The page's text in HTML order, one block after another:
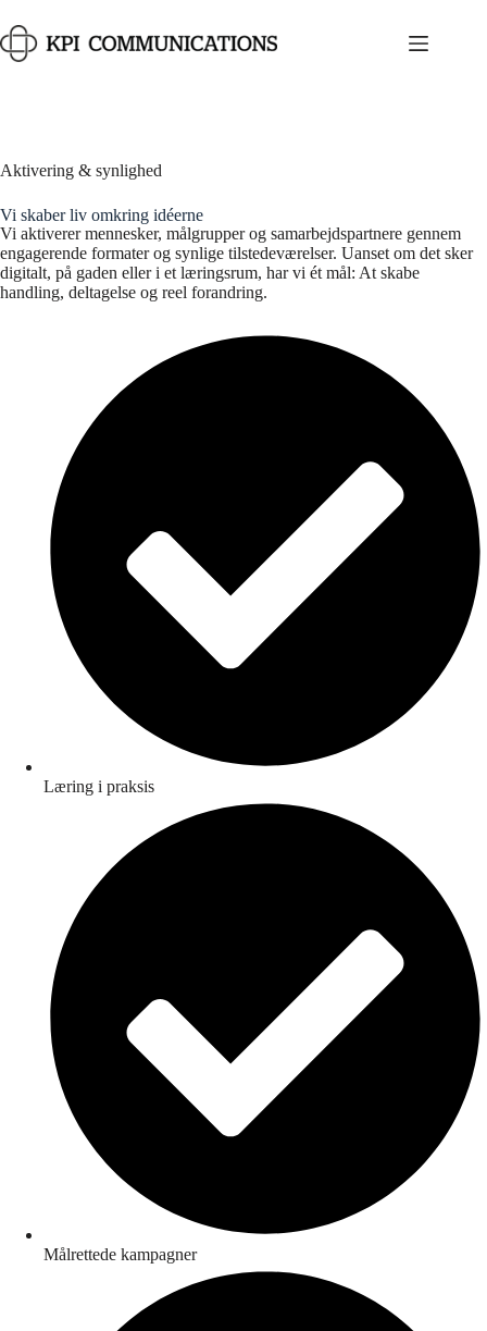
Aktivering & synlighed
Vi skaber liv omkring idéerne
Vi aktiverer mennesker, målgrupper og samarbejdspartnere gennem
engagerende formater og synlige tilstedeværelser. Uanset om det sker
digitalt, på gaden eller i et læringsrum, har vi ét mål: At skabe
handling, deltagelse og reel forandring.
Læring i praksis
Målrettede kampagner